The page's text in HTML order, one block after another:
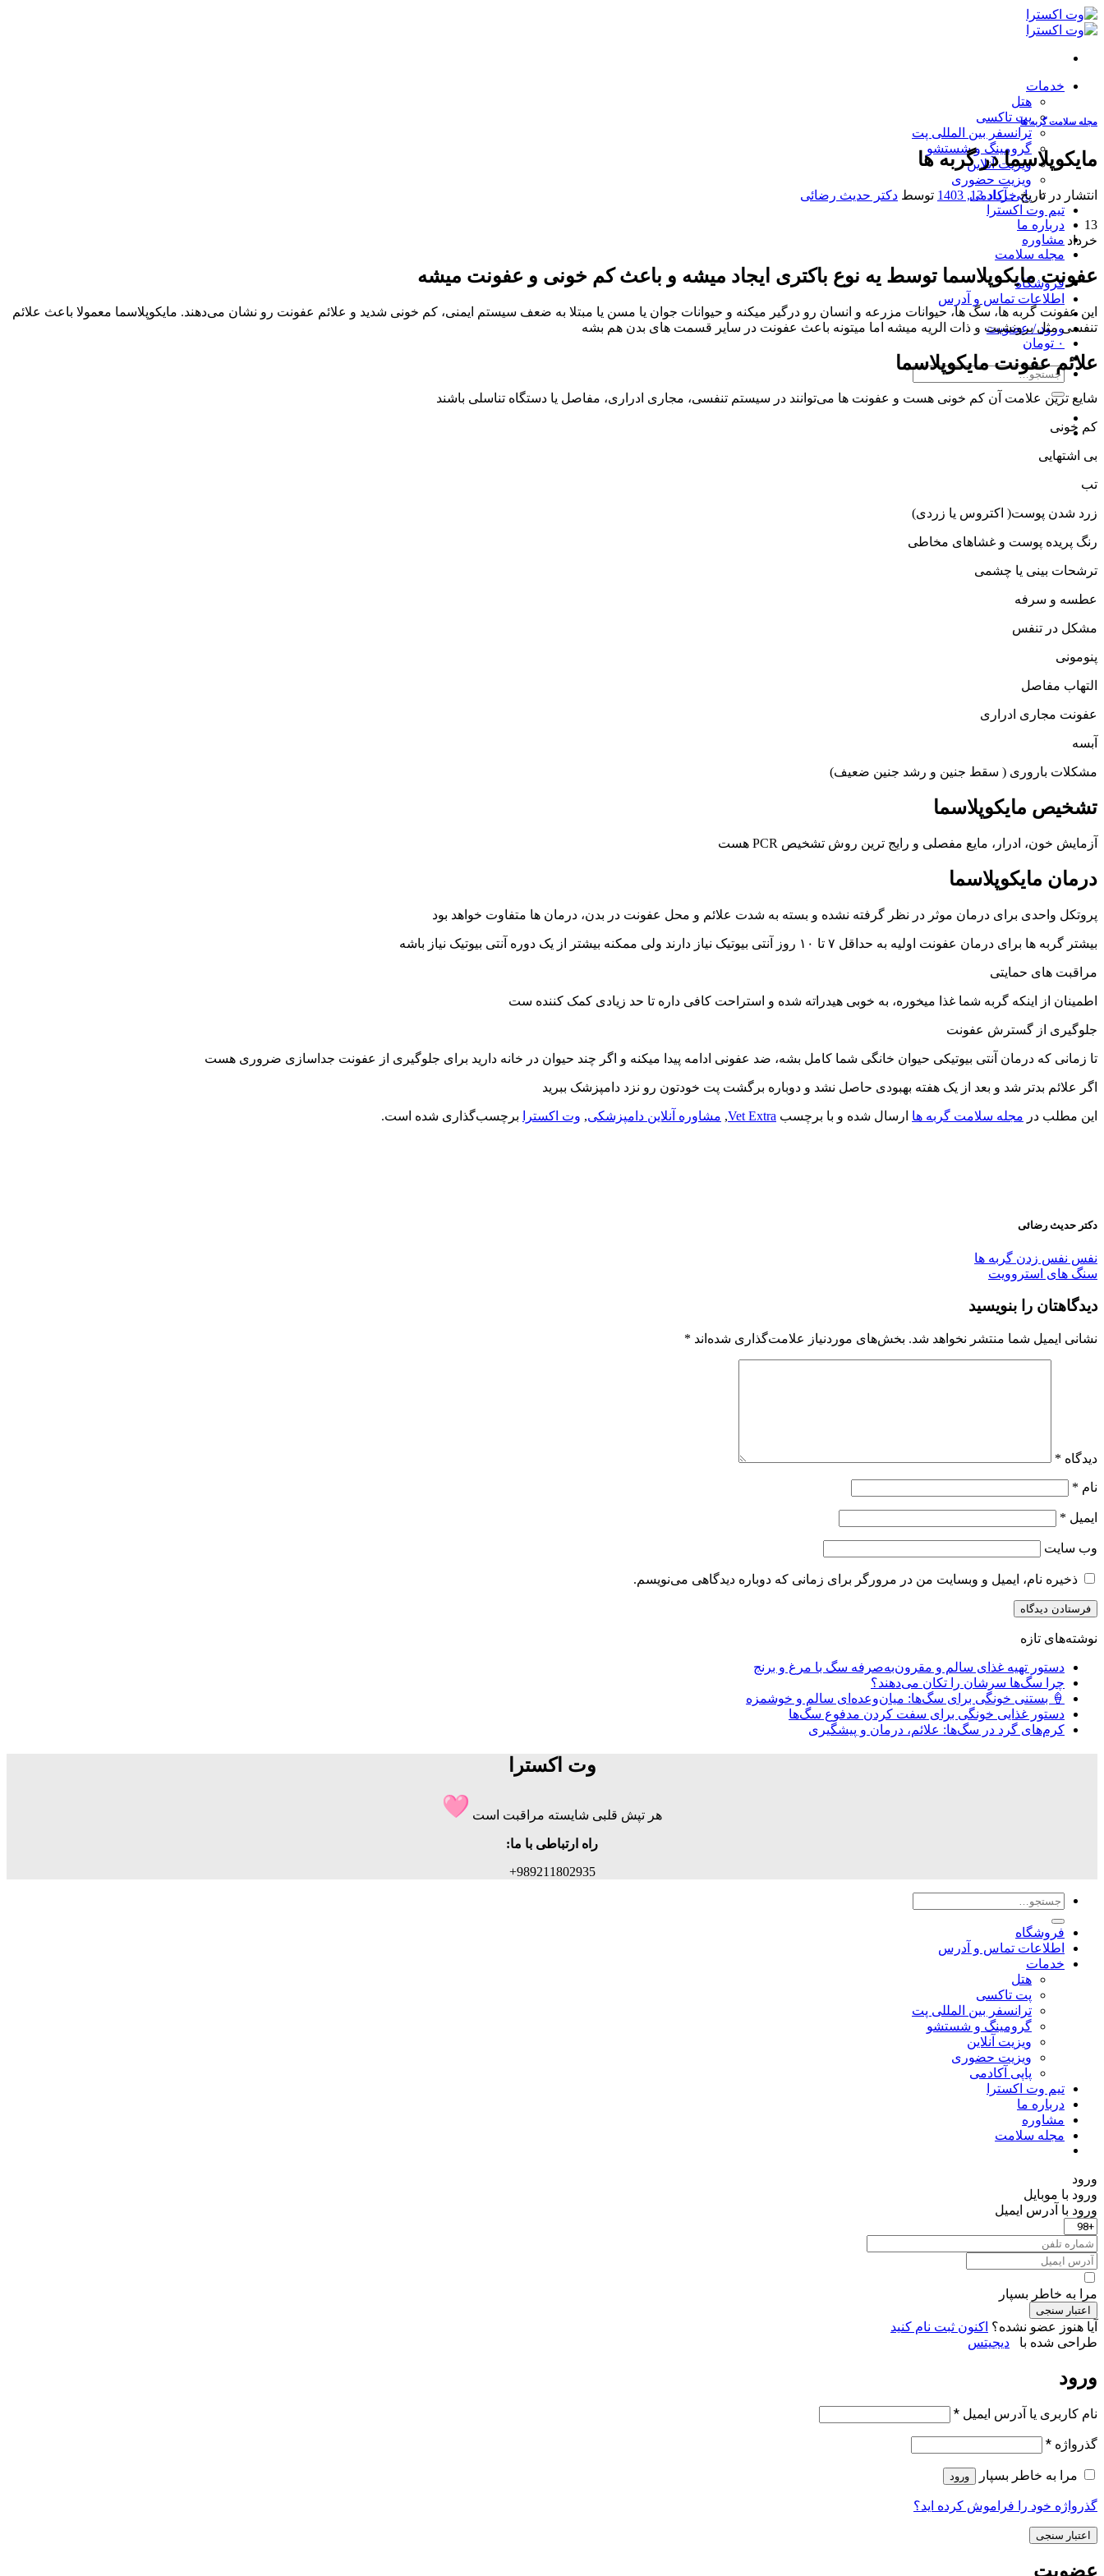
Skip
to
content
خدمات
هتل
پت تاکسی
ترانسفر بین المللی پت
گرومینگ و شستشو
ویزیت آنلاین
ویزیت حضوری
پاپی آکادمی
تیم وت اکسترا
درباره ما
مشاوره
مجله سلامت
فروشگاه
اطلاعات تماس و آدرس
ورود / عضویت
۰ تومان
جستجو
مجله سلامت گربه ها
مایکوپلاسما در گربه ها
انتشار در تاریخخرداد 13, 1403 توسط دکتر حدیث رضائی
13
خرداد
عفونت مایکوپلاسما توسط یه نوع باکتری ایجاد میشه و باعث کم خونی و عفونت میشه
این عفونت گربه ها، سگ ها، حیوانات مزرعه و انسان رو درگیر میکنه و حیوانات جوان یا مسن یا مبتلا به ضعف سیستم ایمنی، کم خونی شدید و علائم عفونت رو نشان می‌دهند. مایکوپلاسما معمولا باعث علائم
تنفسی مثل برونشیت و ذات الریه میشه اما میتونه باعث عفونت در سایر قسمت های بدن هم بشه
علائم عفونت مایکوپلاسما
شایع ترین علامت آن کم خونی هست و عفونت ها می‌توانند در سیستم تنفسی، مجاری ادراری، مفاصل یا دستگاه تناسلی باشند
کم خونی
بی اشتهایی
تب
زرد شدن پوست( اکتروس یا زردی)
رنگ پریده پوست و غشاهای مخاطی
ترشحات بینی یا چشمی
عطسه و سرفه
مشکل در تنفس
پنومونی
التهاب مفاصل
عفونت مجاری ادراری
آبسه
مشکلات باروری ( سقط جنین و رشد جنین ضعیف)
تشخیص مایکوپلاسما
آزمایش خون، ادرار، مایع مفصلی و رایج ترین روش تشخیص PCR هست
درمان مایکوپلاسما
پروتکل واحدی برای درمان موثر در نظر گرفته نشده و بسته به شدت علائم و محل عفونت در بدن، درمان ها متفاوت خواهد بود
بیشتر گربه ها برای درمان عفونت اولیه به حداقل ۷ تا ۱۰ روز آنتی بیوتیک نیاز دارند ولی ممکنه بیشتر از یک دوره آنتی بیوتیک نیاز باشه
مراقبت های حمایتی
اطمینان از اینکه گربه شما غذا میخوره، به خوبی هیدراته شده و استراحت کافی داره تا حد زیادی کمک کننده ست
جلوگیری از گسترش عفونت
تا زمانی که درمان آنتی بیوتیکی حیوان خانگی شما کامل بشه، ضد عفونی ادامه پیدا میکنه و اگر چند حیوان در خانه دارید برای جلوگیری از عفونت جداسازی ضروری هست
اگر علائم بدتر شد و بعد از یک هفته بهبودی حاصل نشد و دوباره برگشت پت خودتون رو نزد دامپزشک ببرید
این مطلب در مجله سلامت گربه ها ارسال شده و با برچسب Vet Extra
, مشاوره آنلاین دامپزشکی, وت اکسترا برچسب‌گذاری شده است.
دکتر حدیث رضائی
نفس نفس زدن گربه ها
سنگ های استروویت
دیدگاهتان را بنویسید
نشانی ایمیل شما منتشر نخواهد شد. بخش‌های موردنیاز علامت‌گذاری شده‌اند *
دیدگاه *
نام *
ایمیل *
وب‌ سایت
ذخیره نام، ایمیل و وبسایت من در مرورگر برای زمانی که دوباره دیدگاهی می‌نویسم.
نوشته‌های تازه
دستور تهیه غذای سالم و مقرون‌به‌صرفه سگ با مرغ و برنج
چرا سگ‌ها سرشان را تکان می‌دهند؟
🍦 بستنی خونگی برای سگ‌ها: میان‌وعده‌ای سالم و خوشمزه
دستور غذایی خونگی برای سفت کردن مدفوع سگ‌ها
کرم‌های گرد در سگ‌ها: علائم، درمان و پیشگیری
وت اکسترا
هر تپش قلبی شایسته مراقبت است
راه ارتباطی با ما:
989211802935+
جستجو
فروشگاه
اطلاعات تماس و آدرس
خدمات
هتل
پت تاکسی
ترانسفر بین المللی پت
گرومینگ و شستشو
ویزیت آنلاین
ویزیت حضوری
پاپی آکادمی
تیم وت اکسترا
درباره ما
مشاوره
مجله سلامت
ورود
ورود با موبایل
ورود با ‫آدرس ایمیل
مرا به خاطر بسپار
اعتبار سنجی
آیا هنوز عضو نشده؟ اکنون ثبت نام کنید
طراحی شده با
دیجیتس
ورود
نام کاربری یا آدرس ایمیل *الزامی
گذرواژه *الزامی
مرا به خاطر بسپار ورود
گذرواژه خود را فراموش کرده اید؟
اعتبار سنجی